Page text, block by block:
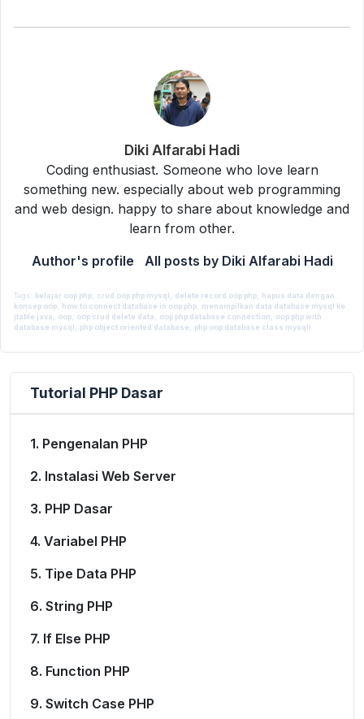
Diki Alfarabi Hadi
Coding enthusiast. Someone who love learn
something new. especially about web programming
and web design. happy to share about knowledge and
learn from other.
Author's profile
All posts by Diki Alfarabi Hadi
Tags: belajar oop php, crud oop php mysql, delete record oop php, hapus data dengan
konsep oop, how to connect database in oop php, menampilkan data database mysql ke
jtable java, oop, oop crud delete data, oop php database connection, oop php with
database mysql, php object oriented database, php oop database class mysqli
Tutorial PHP Dasar
1. Pengenalan PHP
2. Instalasi Web Server
3. PHP Dasar
4. Variabel PHP
5. Tipe Data PHP
6. String PHP
7. If Else PHP
8. Function PHP
9. Switch Case PHP